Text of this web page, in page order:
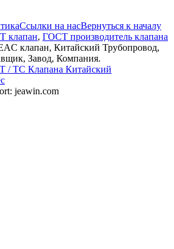
Ссылки на насВернуться к началу
клапан, ГОСТ производитель клапана
клапан, Китайский Трубопровод,
Завод, Компания.
/ ТС Клапана Китайский
jeawin.com